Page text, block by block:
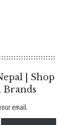
| Shop
Brands
email.